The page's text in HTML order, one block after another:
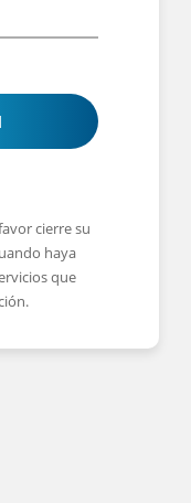
cierre su
haya
que